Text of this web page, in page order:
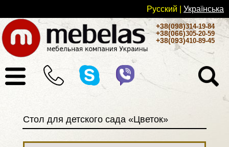
Русский Українськa
+38(098)314-19-84
+38(066)305-20-59
+38(093)410-89-45
Стол для детского сада «Цветок»